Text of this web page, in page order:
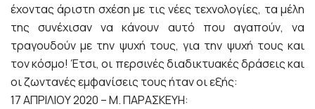
έχοντας άριστη σχέση με τις νέες τεχνολογίες, τα μέλη
της συνέχισαν να κάνουν αυτό που αγαπούν, να
τραγουδούν με την ψυχή τους, για την ψυχή τους και
τον κόσμο! Έτσι, οι περσινές διαδικτυακές δράσεις και
οι ζωντανές εμφανίσεις τους ήταν οι εξής:
17 ΑΠΡΙΛΙΟΥ 2020 – Μ. ΠΑΡΑΣΚΕΥΗ: